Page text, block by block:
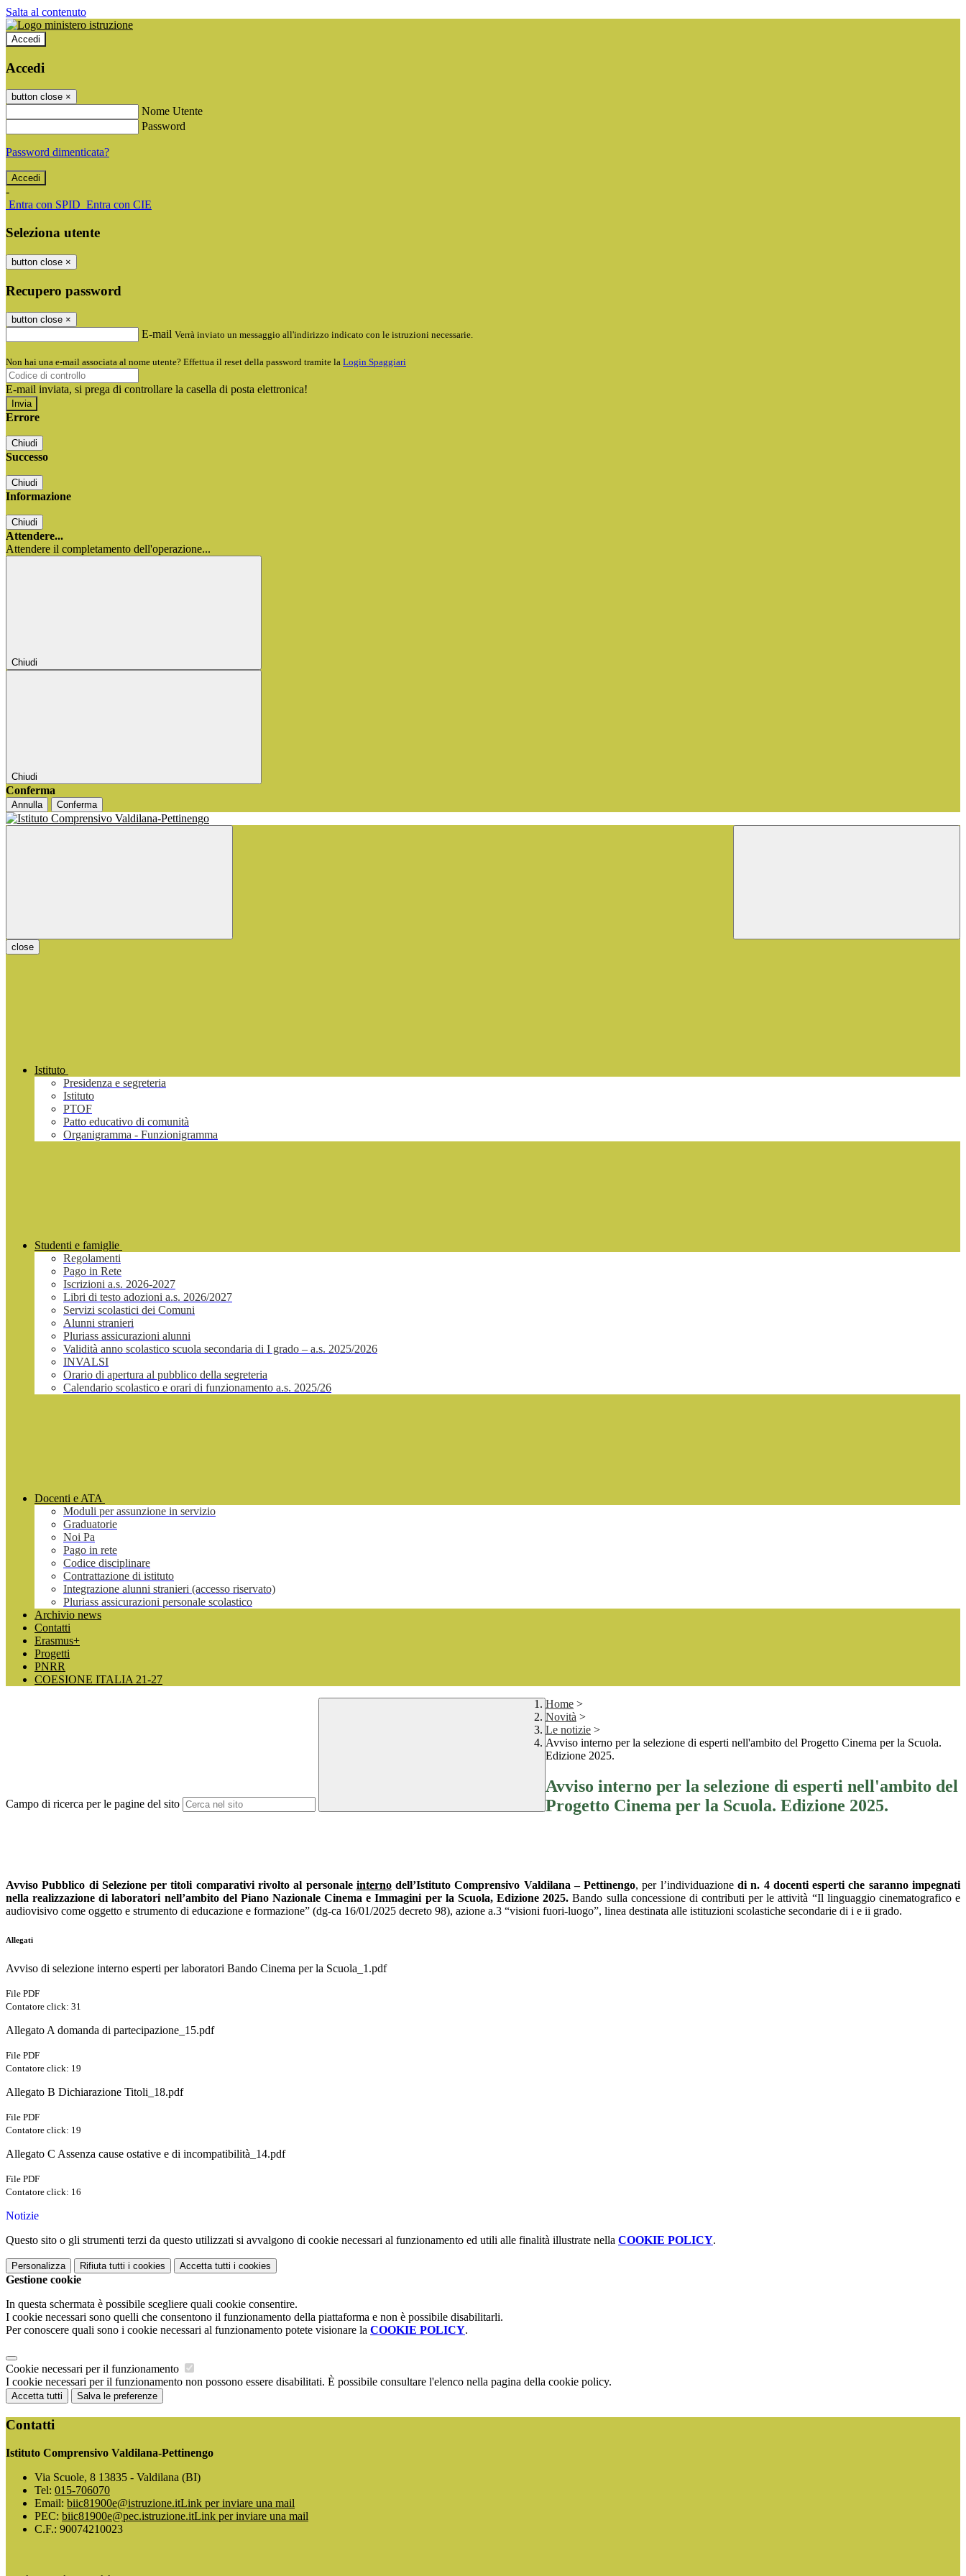
Salta al contenuto
Accedi
Accedi
button close ×
Nome Utente
Password
Password dimenticata?
-
Entra con SPID Entra con CIE
Seleziona utente
button close ×
Recupero password
button close ×
E-mail Verrà inviato un messaggio all'indirizzo indicato con le istruzioni necessarie.
Non hai una e-mail associata al nome utente? Effettua il reset della password tramite la Login Spaggiari
E-mail inviata, si prega di controllare la casella di posta elettronica!
Errore
Chiudi
Successo
Chiudi
Informazione
Chiudi
Attendere...
Attendere il completamento dell'operazione...
Chiudi
Chiudi
Conferma
Annulla Conferma
close
Istituto
Presidenza e segreteria
Istituto
PTOF
Patto educativo di comunità
Organigramma - Funzionigramma
Studenti e famiglie
Regolamenti
Pago in Rete
Iscrizioni a.s. 2026-2027
Libri di testo adozioni a.s. 2026/2027
Servizi scolastici dei Comuni
Alunni stranieri
Pluriass assicurazioni alunni
Validità anno scolastico scuola secondaria di I grado – a.s. 2025/2026
INVALSI
Orario di apertura al pubblico della segreteria
Calendario scolastico e orari di funzionamento a.s. 2025/26
Docenti e ATA
Moduli per assunzione in servizio
Graduatorie
Noi Pa
Pago in rete
Codice disciplinare
Contrattazione di istituto
Integrazione alunni stranieri (accesso riservato)
Pluriass assicurazioni personale scolastico
Archivio news
Contatti
Erasmus+
Progetti
PNRR
COESIONE ITALIA 21-27
Campo di ricerca per le pagine del sito
Home >
Novità >
Le notizie >
Avviso interno per la selezione di esperti nell'ambito del Progetto Cinema per la Scuola.
Edizione 2025.
Avviso interno per la selezione di esperti nell'ambito del
Progetto Cinema per la Scuola. Edizione 2025.
Avviso Pubblico di Selezione per titoli comparativi rivolto al personale internodell’Istituto Comprensivo Valdilana – Pettinengo, per l’individuazionedi n. 4 docenti esperti che saranno impegnati
nella realizzazione di laboratori nell’ambito del Piano Nazionale Cinema e Immagini per la Scuola, Edizione 2025. Bando sulla concessione di contributi per le attività “Il linguaggio cinematografico e
audiovisivo come oggetto e strumento di educazione e formazione” (dg-ca 16/01/2025 decreto 98), azione a.3 “visioni fuori-luogo”, linea destinata alle istituzioni scolastiche secondarie di i e ii grado.
Allegati
Avviso di selezione interno esperti per laboratori Bando Cinema per la Scuola_1.pdf
File PDF
Contatore click: 31
Allegato A domanda di partecipazione_15.pdf
File PDF
Contatore click: 19
Allegato B Dichiarazione Titoli_18.pdf
File PDF
Contatore click: 19
Allegato C Assenza cause ostative e di incompatibilità_14.pdf
File PDF
Contatore click: 16
Notizie
Questo sito o gli strumenti terzi da questo utilizzati si avvalgono di cookie necessari al funzionamento ed utili alle finalità illustrate nella COOKIE POLICY.
Personalizza Rifiuta tutti i cookies Accetta tutti i cookies
Gestione cookie
In questa schermata è possibile scegliere quali cookie consentire.
I cookie necessari sono quelli che consentono il funzionamento della piattaforma e non è possibile disabilitarli.
Per conoscere quali sono i cookie necessari al funzionamento potete visionare la COOKIE POLICY.
Cookie necessari per il funzionamento
I cookie necessari per il funzionamento non possono essere disabilitati. È possibile consultare l'elenco nella pagina della cookie policy.
Accetta tutti Salva le preferenze
Contatti
Istituto Comprensivo Valdilana-Pettinengo
Via Scuole, 8 13835 - Valdilana (BI)
Tel: 015-706070
Email: biic81900e@istruzione.itLink per inviare una mail
PEC: biic81900e@pec.istruzione.itLink per inviare una mail
C.F.: 90074210023